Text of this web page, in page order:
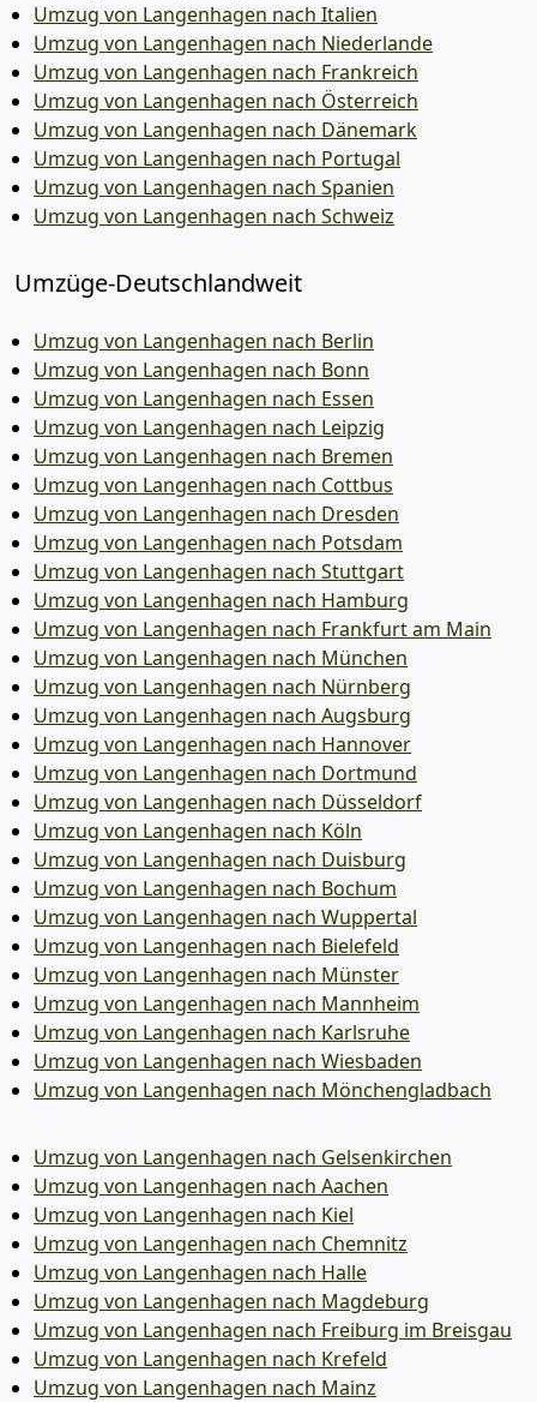
Umzug von Langenhagen nach Italien
Umzug von Langenhagen nach Niederlande
Umzug von Langenhagen nach Frankreich
Umzug von Langenhagen nach Österreich
Umzug von Langenhagen nach Dänemark
Umzug von Langenhagen nach Portugal
Umzug von Langenhagen nach Spanien
Umzug von Langenhagen nach Schweiz
Umzüge-Deutschlandweit
Umzug von Langenhagen nach Berlin
Umzug von Langenhagen nach Bonn
Umzug von Langenhagen nach Essen
Umzug von Langenhagen nach Leipzig
Umzug von Langenhagen nach Bremen
Umzug von Langenhagen nach Cottbus
Umzug von Langenhagen nach Dresden
Umzug von Langenhagen nach Potsdam
Umzug von Langenhagen nach Stuttgart
Umzug von Langenhagen nach Hamburg
Umzug von Langenhagen nach Frankfurt am Main
Umzug von Langenhagen nach München
Umzug von Langenhagen nach Nürnberg
Umzug von Langenhagen nach Augsburg
Umzug von Langenhagen nach Hannover
Umzug von Langenhagen nach Dortmund
Umzug von Langenhagen nach Düsseldorf
Umzug von Langenhagen nach Köln
Umzug von Langenhagen nach Duisburg
Umzug von Langenhagen nach Bochum
Umzug von Langenhagen nach Wuppertal
Umzug von Langenhagen nach Bielefeld
Umzug von Langenhagen nach Münster
Umzug von Langenhagen nach Mannheim
Umzug von Langenhagen nach Karlsruhe
Umzug von Langenhagen nach Wiesbaden
Umzug von Langenhagen nach Mönchen­gladbach
Umzug von Langenhagen nach Gelsenkirchen
Umzug von Langenhagen nach Aachen
Umzug von Langenhagen nach Kiel
Umzug von Langenhagen nach Chemnitz
Umzug von Langenhagen nach Halle
Umzug von Langenhagen nach Magdeburg
Umzug von Langenhagen nach Freiburg im Breisgau
Umzug von Langenhagen nach Krefeld
Umzug von Langenhagen nach Mainz